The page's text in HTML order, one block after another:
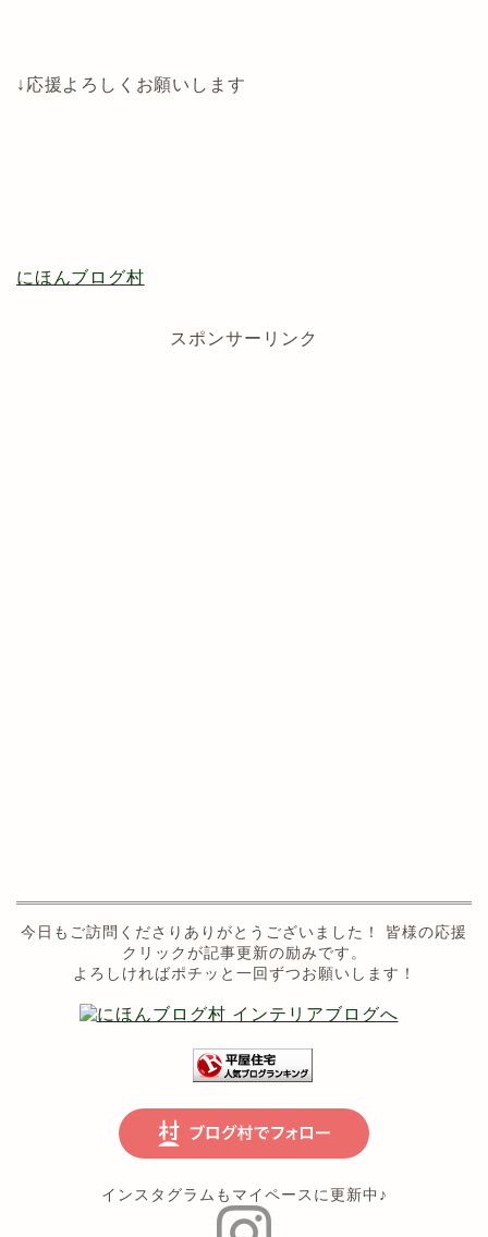
↓応援よろしくお願いします
にほんブログ村
スポンサーリンク
今日もご訪問くださりありがとうございました！ 皆様の応援
クリックが記事更新の励みです。
よろしければポチッと一回ずつお願いします！
インスタグラムもマイペースに更新中♪